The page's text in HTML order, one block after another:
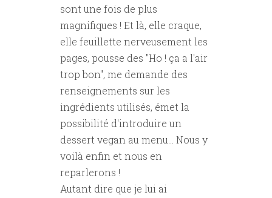
sont une fois de plus
magnifiques ! Et là, elle craque,
elle feuillette nerveusement les
pages, pousse des "Ho ! ça a l'air
trop bon", me demande des
renseignements sur les
ingrédients utilisés, émet la
possibilité d'introduire un
dessert vegan au menu... Nous y
voilà enfin et nous en
reparlerons !
Autant dire que je lui ai